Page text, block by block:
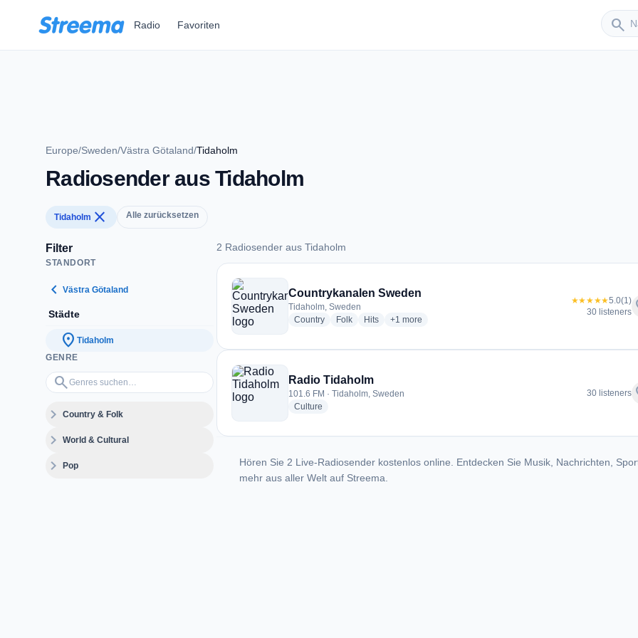
Radio Favoriten search
Sender
Europe/Sweden/Västra Götaland/Tidaholm
Radiosender aus Tidaholm
Tidaholm close Alle zurücksetzen
Filter
STANDORT
chevron_left Västra Götaland
Städte
location_on Tidaholm
GENRE
search
Genres suchen…
expand_moreCountry & Folk
expand_moreWorld & Cultural
expand_morePop
2 Radiosender aus Tidaholm
2 Radiosender aus Tidaholm
Countrykanalen Sweden
Tidaholm, Sweden
Countryradio stations
Folkradio stations
Hitsradio stations
+1 more genres for Countrykanalen Sweden
more
★★★★★5.0(1)
30 listeners
Radio Tidaholm
101.6 FM · Tidaholm, Sweden
Culture
30 listeners
Hören Sie 2 Live-Radiosender kostenlos online. Entdecken Sie Musik, Nachrichten,
mehr aus aller Welt auf Streema.